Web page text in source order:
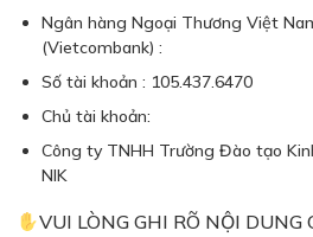
Ngân hàng Ngoại Thương Việt
(Vietcombank) :
Số tài khoản : 105.437.6470
Chủ tài khoản:
Công ty TNHH Trường Đào tạo
NIK
VUI LÒNG GHI RÕ NỘI DUNG